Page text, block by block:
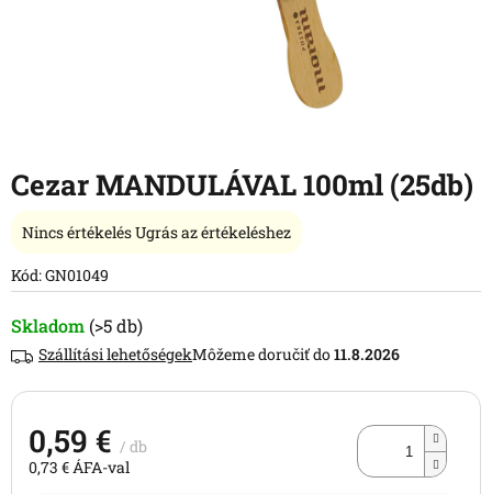
Cezar MANDULÁVAL 100ml (25db)
Kód:GN01049
Skladom (>5 db)
11.8.2026
Szállítási lehetőségek
0,59 € / db
0,73 € ÁFA-val
A
átlagos
értékelése
5-
ből
0,0
Nincs értékelésUgrás az értékeléshez